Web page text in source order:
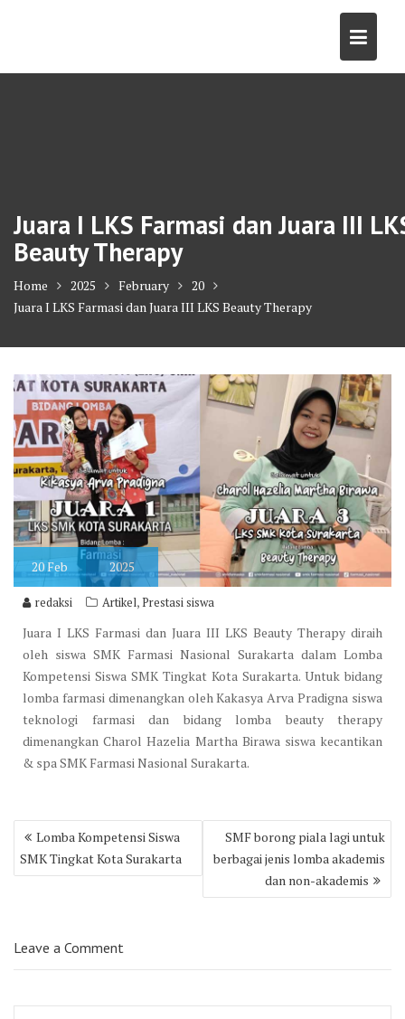
Juara I LKS Farmasi dan Juara III
Beauty Therapy
Home 2025 February
20
Juara I LKS Farmasi dan Juara III LKS Beauty Therapy
20Feb 2025
redaksi Artikel,Prestasi siswa
Juara I LKS Farmasi dan Juara III LKS Beauty Therapy diraih
oleh siswa SMK Farmasi Nasional Surakarta dalam Lomba
Kompetensi Siswa SMK Tingkat Kota Surakarta. Untuk bidang
lomba farmasi dimenangkan oleh Kakasya Arva Pradigna siswa
teknologi farmasi dan bidang lomba beauty therapy
dimenangkan Charol Hazelia Martha Birawa siswa kecantikan
& spa SMK Farmasi Nasional Surakarta.
Post
navigation
Lomba Kompetensi Siswa
SMK Tingkat Kota Surakarta
SMF borong piala lagi untuk
berbagai jenis lomba akademis
dan non-akademis
Leave a Comment